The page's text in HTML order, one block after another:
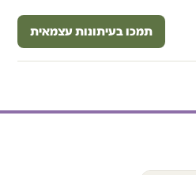
תמכו בעיתונות עצמאית